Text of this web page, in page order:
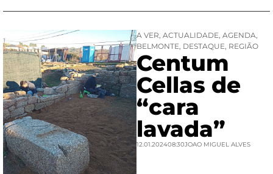
A VER, ACTUALIDADE, AGENDA,
BELMONTE, DESTAQUE, REGIÃO
Centum
Cellas de
“cara
lavada”
12.01.202408:30JOAO MIGUEL ALVES